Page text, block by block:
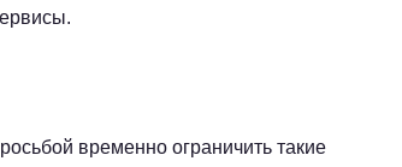
временно ограничить такие